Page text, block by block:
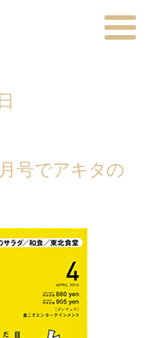
号でアキタの